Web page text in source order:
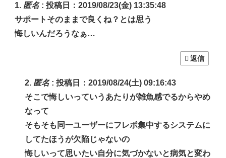
匿名: 投稿日：2019/08/23(金) 13:35:48
サポートそのままで良くね？とは思う
悔しいんだろうなぁ…
返信
匿名: 投稿日：2019/08/24(土) 09:16:43
そこで悔しいっていうあたりが雑魚感でるからやめ
なって
そもそも同一ユーザーにフレポ集中するシステムに
してたほうが欠陥じゃないの
悔しいって思いたい自分に気づかないと病気と変わ